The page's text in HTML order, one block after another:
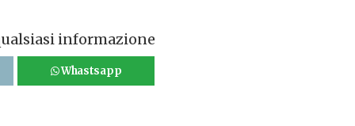
informazione
Whastsapp